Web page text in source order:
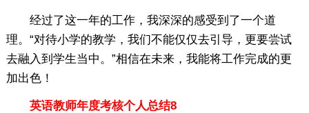
经过了这一年的工作，我深深的感受到了一个道
理。“对待小学的教学，我们不能仅仅去引导，更要尝试
去融入到学生当中。”相信在未来，我能将工作完成的更
加出色！
英语教师年度考核个人总结8